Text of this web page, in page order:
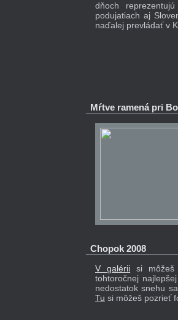
dňoch
podujatiach aj
naďalej prevládať v
Mŕtve ramená pri
Chopok 2008
V galérii si môžeš
tohtoročnej
nedostatok snehu
Tu si môžeš pozrieť